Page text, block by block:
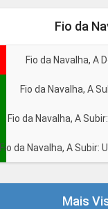
Fio da
Fio da Navalha, A
Fio da Navalha, A
Fio da Navalha, A
Fio da Navalha, A Subir:
Mais